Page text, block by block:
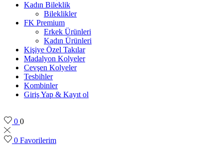
Kadın Bileklik
Bileklikler
FK Premium
Erkek Ürünleri
Kadın Ürünleri
Kişiye Özel Takılar
Madalyon Kolyeler
Cevşen Kolyeler
Tesbihler
Kombinler
Giriş Yap & Kayıt ol
0 0
0 Favorilerim